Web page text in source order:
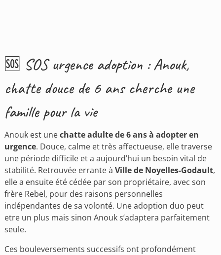
🆘 SOS urgence adoption : Anouk,
chatte douce de 6 ans cherche une
famille pour la vie
Anouk est unechatte adulte de 6 ans à adopter en
urgence. Douce, calme et très affectueuse, elle traverse
une période difficile et a aujourd’hui un besoin vital de
stabilité. Retrouvée errante à Ville de Noyelles-Godault,
elle a ensuite été cédée par son propriétaire, avec son
frère Rebel, pour des raisons personnelles
indépendantes de sa volonté. Une adoption duo peut
etre un plus mais sinon Anouk s’adaptera parfaitement
seule.
Ces bouleversements successifs ont profondément